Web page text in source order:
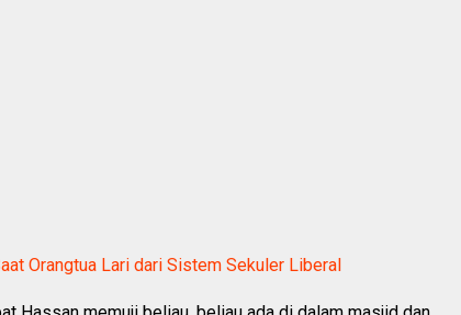
Orangtua Lari dari Sistem Sekuler Liberal